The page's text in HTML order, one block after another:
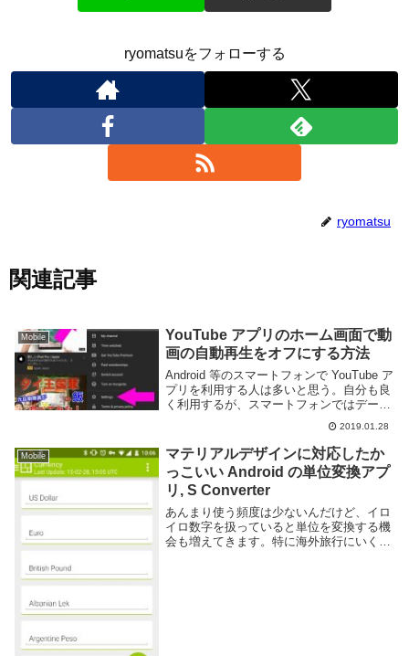
ryomatsuをフォローする
ryomatsu
関連記事
Mobile
YouTube アプリのホーム画面で動
画の自動再生をオフにする方法
Android 等のスマートフォンで YouTube ア
プリを利用する人は多いと思う。自分も良
く利用するが、スマートフォンではデータ
通信量の制限もあり、特に Wi-Fi が使えな
い環境ではなるべく動画の再生は避けたい
と思う事もある。YouT...
2019.01.28
Mobile
マテリアルデザインに対応したか
っこいい Android の単位変換アプ
リ, S Converter
あんまり使う頻度は少ないんだけど、イロ
イロ数字を扱っていると単位を変換する機
会も増えてきます。特に海外旅行にいくと